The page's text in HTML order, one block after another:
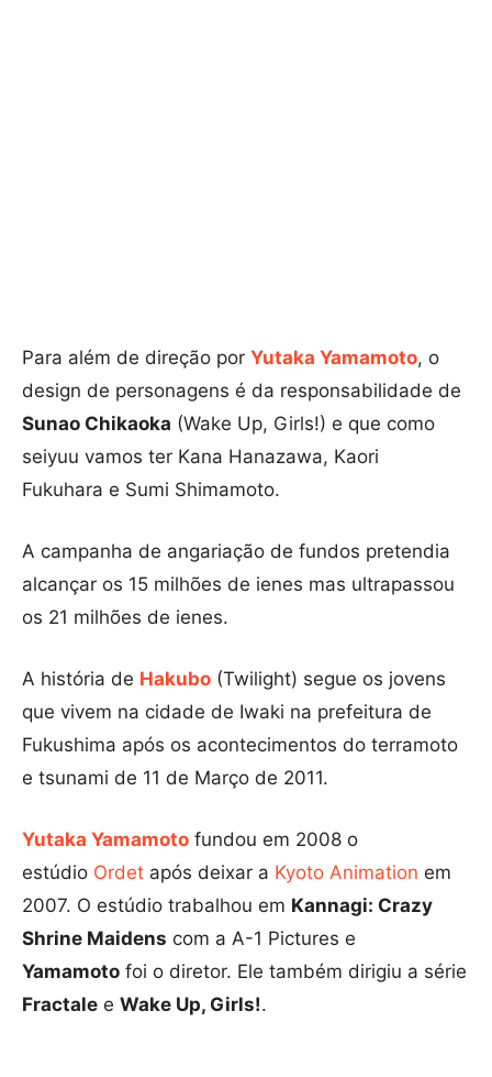
Para além de direção por Yutaka Yamamoto, o
design de personagens é da responsabilidade de
Sunao Chikaoka (Wake Up, Girls!) e que como
seiyuu vamos ter Kana Hanazawa, Kaori
Fukuhara e Sumi Shimamoto.
A campanha de angariação de fundos pretendia
alcançar os 15 milhões de ienes mas ultrapassou
os 21 milhões de ienes.
A história de Hakubo (Twilight) segue os jovens
que vivem na cidade de Iwaki na prefeitura de
Fukushima após os acontecimentos do terramoto
e tsunami de 11 de Março de 2011.
Yutaka Yamamoto fundou em 2008 o
estúdio Ordet após deixar a Kyoto Animation em
2007. O estúdio trabalhou em Kannagi: Crazy
Shrine Maidens com a A-1 Pictures e
Yamamoto foi o diretor. Ele também dirigiu a série
Fractale e Wake Up, Girls!.